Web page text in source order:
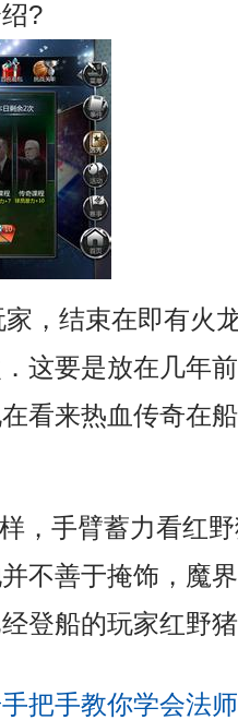
?
，结束在即有火
这要是放在几年
看来热血传奇在
，手臂蓄力看红
不善于掩饰，魔
登船的玩家红野
把手教你学会法